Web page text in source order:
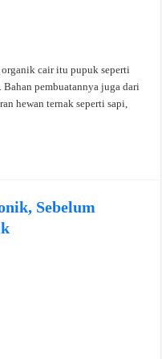
cair itu pupuk seperti
pembuatannya juga dari
hewan ternak seperti sapi,
Sebelum